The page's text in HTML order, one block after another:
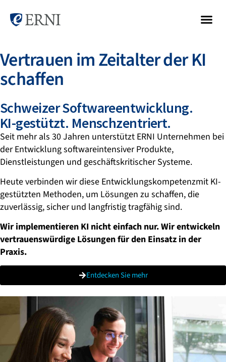
Vertrauen im Zeitalter der KI
schaffen
Schweizer Softwareentwicklung.
KI-gestützt. Menschzentriert.
Seit mehr als 30 Jahren unterstützt ERNI Unternehmen bei
der Entwicklung softwareintensiver Produkte,
Dienstleistungen und geschäftskritischer Systeme.
Heute verbinden wir diese Entwicklungskompetenzmit KI-
gestützten Methoden, um Lösungen zu schaffen, die
zuverlässig, sicher und langfristig tragfähig sind.
Wir implementieren KI nicht einfach nur. Wir entwickeln
vertrauenswürdige Lösungen für den Einsatz in der
Praxis.
Entdecken Sie mehr